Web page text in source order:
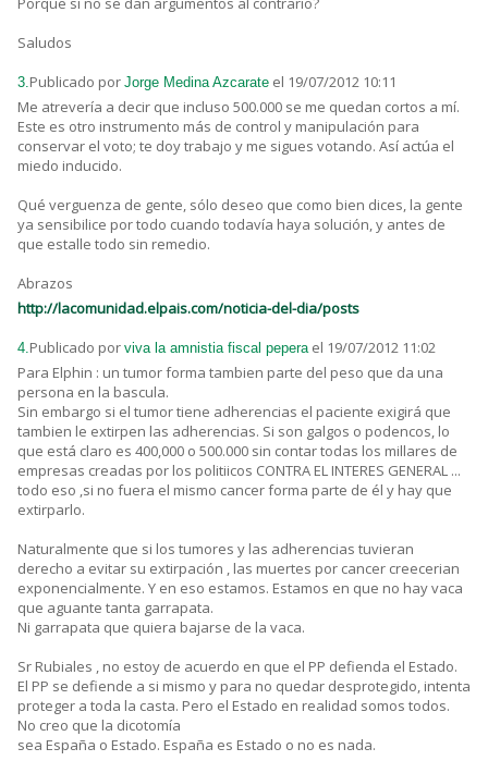
Saludos
3.Publicado por Jorge Medina Azcarate el 19/07/2012 10:11
Me atrevería a decir que incluso 500.000 se me quedan cortos a mí.
Este es otro instrumento más de control y manipulación para
conservar el voto; te doy trabajo y me sigues votando. Así actúa el
miedo inducido.
Qué verguenza de gente, sólo deseo que como bien dices, la gente
ya sensibilice por todo cuando todavía haya solución, y antes de
que estalle todo sin remedio.
Abrazos
http://lacomunidad.elpais.com/noticia-del-dia/posts
4.Publicado por viva la amnistia fiscal pepera el 19/07/2012 11:02
Para Elphin : un tumor forma tambien parte del peso que da una
persona en la bascula.
Sin embargo si el tumor tiene adherencias el paciente exigirá que
tambien le extirpen las adherencias. Si son galgos o podencos, lo
que está claro es 400,000 o 500.000 sin contar todas los millares de
empresas creadas por los politiicos CONTRA EL INTERES GENERAL ...
todo eso ,si no fuera el mismo cancer forma parte de él y hay que
extirparlo.
Naturalmente que si los tumores y las adherencias tuvieran
derecho a evitar su extirpación , las muertes por cancer creecerian
exponencialmente. Y en eso estamos. Estamos en que no hay vaca
que aguante tanta garrapata.
Ni garrapata que quiera bajarse de la vaca.
Sr Rubiales , no estoy de acuerdo en que el PP defienda el Estado.
El PP se defiende a si mismo y para no quedar desprotegido, intenta
proteger a toda la casta. Pero el Estado en realidad somos todos.
No creo que la dicotomía
sea España o Estado. España es Estado o no es nada.